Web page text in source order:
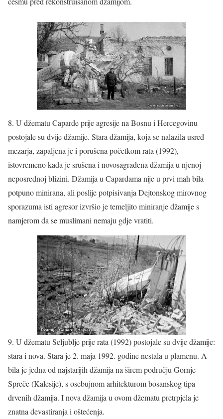
8. U džematu Caparde prije agresije na Bosnu i Hercegovinu
postojale su dvije džamije. Stara džamija, koja se nalazila usred
mezarja, zapaljena je i porušena početkom rata (1992),
istovremeno kada je srušena i novosagrađena džamija u njenoj
neposrednoj blizini. Džamija u Capardama nije u prvi mah bila
potpuno minirana, ali poslije potpisivanja Dejtonskog mirovnog
sporazuma isti agresor izvršio je temeljito miniranje džamije s
namjerom da se muslimani nemaju gdje vratiti.
9. U džematu Seljublje prije rata (1992) postojale su dvije džamije:
stara i nova. Stara je 2. maja 1992. godine nestala u plamenu. A
bila je jedna od najstarijih džamija na širem području Gornje
Spreče (Kalesije), s osebujnom arhitekturom bosanskog tipa
drvenih džamija. I nova džamija u ovom džematu pretrpjela je
znatna devastiranja i oštećenja.